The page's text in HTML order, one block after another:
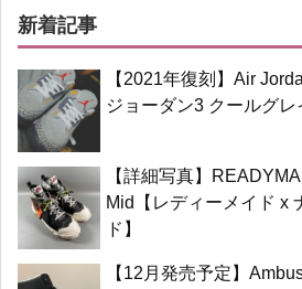
新着記事
【2021年復刻】Air
ジョーダン3 クールグレ
【詳細写真】
Mid【レディーメイド x
ド】
【12月発売予定】